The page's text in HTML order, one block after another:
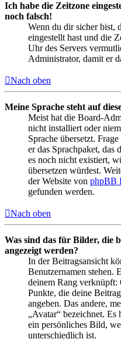
Ich habe die Zeitzone
noch falsch!
Wenn du dir sicher bist,
eingestellt hast und die
Uhr des Servers
Administrator, damit er
Nach oben
Meine Sprache steht auf
Meist hat die Board-
nicht installiert oder
Sprache übersetzt.
er das Sprachpaket, das
es noch nicht existiert,
übersetzen würdest.
der Website von phpBB
gefunden werden.
Nach oben
Was sind das für Bilder, die
angezeigt werden?
In der Beitragsansicht
Benutzernamen stehen.
deinem Rang verknüpft:
Punkte, die deine
angeben. Das andere,
„Avatar“ bezeichnet.
ein persönliches Bild,
unterschiedlich ist.